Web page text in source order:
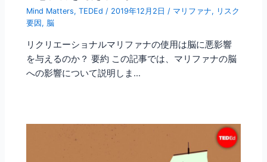
Mind Matters,TEDEd / 2019年12月2日 / マリファナ, リスク
要因 , 脳
リクリエーショナルマリファナの使用は脳に悪影響
を与えるのか？ 要約 この記事では、マリファナの脳
への影響について説明しま…